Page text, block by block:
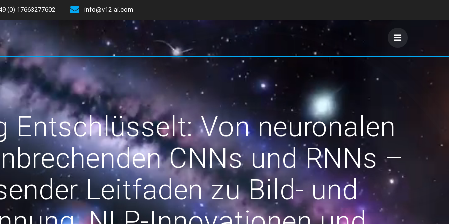
(0) 17663277602 info@v12-ai.com
Entschlüsselt: Von neuronalen
CNNs und RNNs –
Leitfaden zu Bild- und